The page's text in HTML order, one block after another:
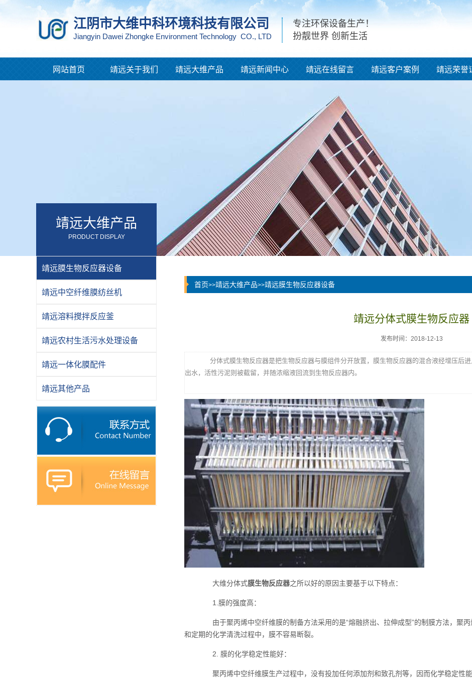
江阴市大维中科环境科技有限公司
Jiangyin Dawei Zhongke Environment Technology CO., LTD
专注环保设备生产！
扮靓世界 创新生活
网站首页 靖远关于我们 靖远大维产品 靖远新闻中心 靖远在线留言 靖远客户案例 靖远荣誉
靖远大维产品
PRODUCT DISPLAY
靖远膜生物反应器设备
靖远中空纤维膜纺丝机
靖远溶料搅拌反应釜
靖远农村生活污水处理设备
靖远一体化膜配件
靖远其他产品
首页>>靖远大维产品>>靖远膜生物反应器设备
靖远分体式膜生物反应器
发布时间：2018-12-13
分体式膜生物反应器是把生物反应器与膜组件分开放置，膜生物反应器的混合液经增压后
出水，活性污泥则被截留，并随浓缩液回流到生物反应器内。
大维分体式膜生物反应器之所以好的原因主要基于以下特点：
1.膜的强度高：
由于聚丙烯中空纤维膜的制备方法采用的是“熔融挤出、拉伸成型”的制膜方法，聚
和定期的化学清洗过程中，膜不容易断裂。
2. 膜的化学稳定性能好：
聚丙烯中空纤维膜生产过程中，没有投加任何添加剂和致孔剂等，因而化学稳定性